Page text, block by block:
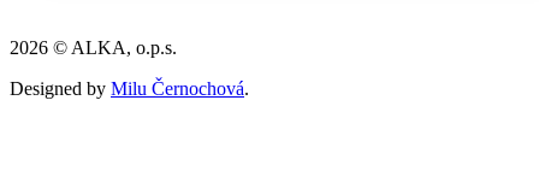
2026 © ALKA, o.p.s.
Designed by Milu Černochová.